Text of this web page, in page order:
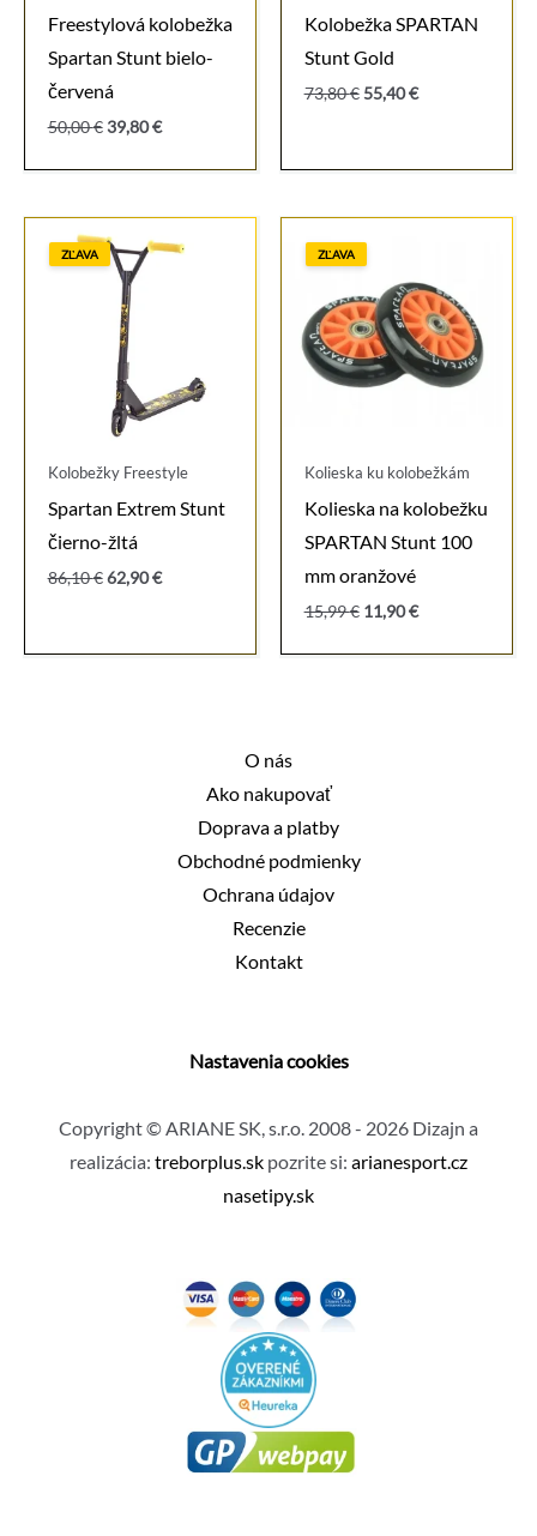
Freestylová kolobežka
Spartan Stunt bielo-
červená
50,00€ Pôvodná
bola:
39,80€Aktuálna
je:
Kolobežka SPARTAN
Stunt Gold
73,80€ Pôvodná
55,40€Aktuálna
ZĽAVA
Kolobežky Freestyle
Spartan Extrem Stunt
čierno-žltá
86,10€ Pôvodná
62,90€Aktuálna
ZĽAVA
Kolieska ku kolobežkám
Kolieska na kolobežku
SPARTAN Stunt 100
mm oranžové
15,99€ Pôvodná
bola:
11,90€Aktuálna
je:
O nás
Ako nakupovať
Doprava a platby
Obchodné podmienky
Ochrana údajov
Recenzie
Kontakt
Nastavenia cookies
Copyright © ARIANE SK, s.r.o. 2008 - 2026 Dizajn a
realizácia: treborplus.sk pozrite si: arianesport.cz
nasetipy.sk